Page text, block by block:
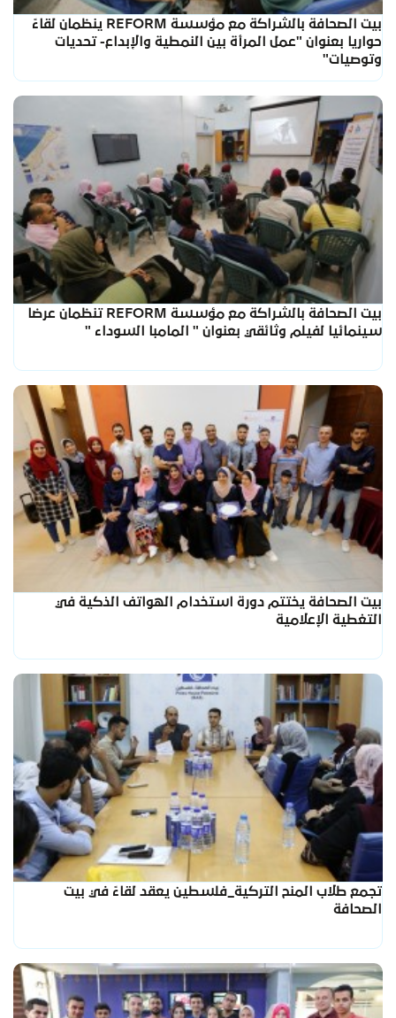
بيت الصحافة بالشراكة مع مؤسسة REFORM ينظمان لقاءً
حواريا بعنوان "عمل المرأة بين النمطية والإبداع- تحديات
وتوصيات"
بيت الصحافة بالشراكة مع مؤسسة REFORM تنظمان عرضا
سينمائيا لفيلم وثائقي بعنوان " المامبا السوداء "
بيت الصحافة يختتم دورة استخدام الهواتف الذكية في
التغطية الإعلامية
تجمع طلاب المنح التركية_فلسطين يعقد لقاءً في بيت
الصحافة